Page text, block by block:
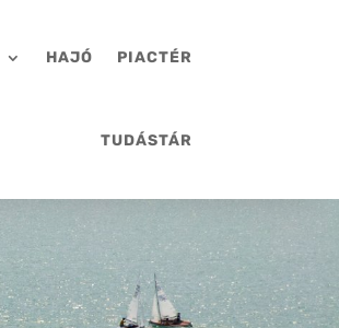
HAJÓ PIACTÉR
TUDÁSTÁR